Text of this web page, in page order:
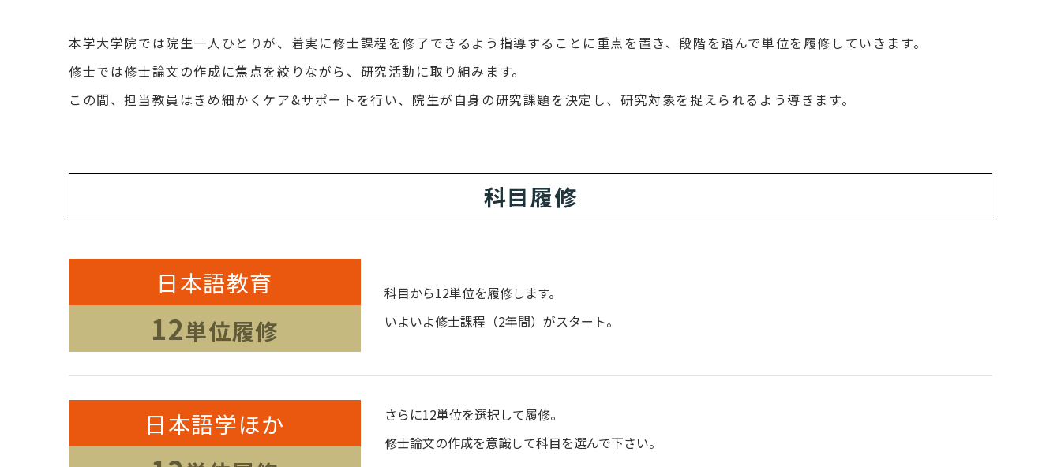
本学大学院では院生一人ひとりが、着実に修士課程を修了できるよう指導することに重点を置き、段階を踏んで単位を履修していきます。
修士では修士論文の作成に焦点を絞りながら、研究活動に取り組みます。
この間、担当教員はきめ細かくケア&サポートを行い、院生が自身の研究課題を決定し、研究対象を捉えられるよう導きます。
科目履修
日本語教育
12単位履修
科目から12単位を履修します。
いよいよ修士課程（2年間）がスタート。
日本語学ほか
さらに12単位を選択して履修。
修士論文の作成を意識して科目を選んで下さい。